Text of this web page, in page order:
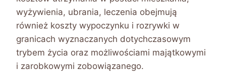
wyżywienia, ubrania, leczenia obejmują
również koszty wypoczynku i rozrywki w
granicach wyznaczanych dotychczasowym
trybem życia oraz możliwościami majątkowymi
i zarobkowymi zobowiązanego.